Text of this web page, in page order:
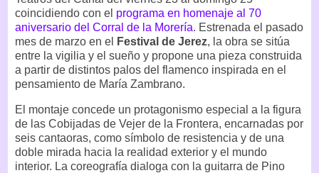
coincidiendo con el programa en homenaje al 70
aniversario del Corral de la Morería. Estrenada el pasado
mes de marzo en el
Festival de Jerez, la obra se sitúa
entre la vigilia y el sueño y propone una pieza construida
a partir de distintos palos del flamenco inspirada en el
pensamiento de María Zambrano.
El montaje concede un protagonismo especial a la figura
de las Cobijadas de Vejer de la Frontera, encarnadas por
seis cantaoras, como símbolo de resistencia y de una
doble mirada hacia la realidad exterior y el mundo
interior. La coreografía dialoga con la guitarra de Pino